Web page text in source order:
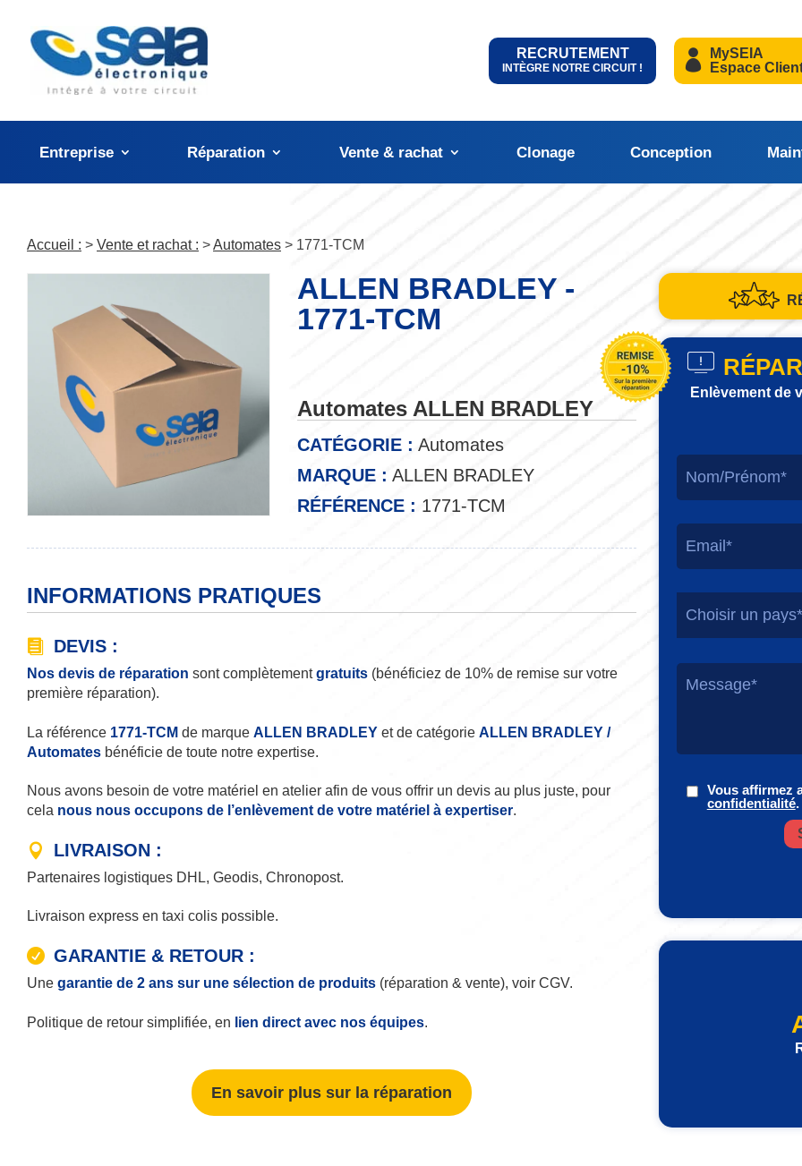
RECRUTEMENT
INTÈGRE NOTRE CIRCUIT !
MySEIA
Espace
Entreprise Réparation Vente & rachat Clonage Conception
Accueil : > Vente et rachat : >Automates > 1771-TCM
ALLEN BRADLEY -
1771-TCM
Automates ALLEN BRADLEY
CATÉGORIE : Automates
MARQUE : ALLEN BRADLEY
RÉFÉRENCE : 1771-TCM
INFORMATIONS PRATIQUES
DEVIS :
Nos devis de réparation sont complètementgratuits (bénéficiez de 10% de remise sur votre
première réparation).
La référence 1771-TCM de marque ALLEN BRADLEY et de catégorie ALLEN BRADLEY /
Automates bénéficie de toute notre expertise.
Nous avons besoin de votre matériel en atelier afin de vous offrir un devis au plus juste, pour
cela nous nous occupons de l’enlèvement de votre matériel à expertiser.
LIVRAISON :
Partenaires logistiques DHL, Geodis, Chronopost.
Livraison express en taxi colis possible.
GARANTIE & RETOUR :
Une garantie de 2 ans sur une sélection de produits (réparation & vente), voir CGV.
Politique de retour simplifiée, en lien direct avec nos équipes.
En savoir plus sur la réparation
Enlèvement de
Choisir un
Vous affirmez
confidentialité.